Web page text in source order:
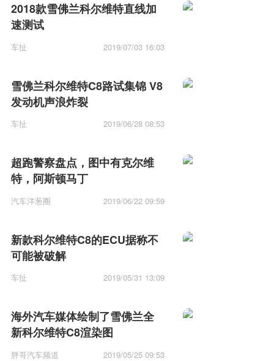
2018款雪佛兰科尔维特直线加
速测试
车扯 2019/07/03 16:03
雪佛兰科尔维特C8路试集锦 V8
发动机声浪炸裂
车扯 2019/06/28 08:53
超跑警察盘点，图中有克尔维
特，阿斯顿马丁
汽车洋葱圈 2019/06/22 09:59
新款科尔维特C8的ECU据称不
可能被破解
车扯 2019/05/31 13:09
海外汽车媒体绘制了雪佛兰全
新科尔维特C8渲染图
胖哥汽车频道 2019/05/25 09:53